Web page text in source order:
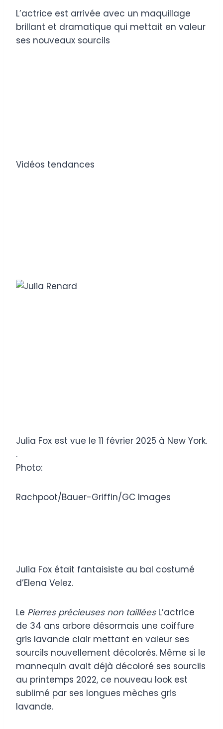
L’actrice est arrivée avec un maquillage
brillant et dramatique qui mettait en valeur
ses nouveaux sourcils
Vidéos tendances
Julia Fox est vue le 11 février 2025 à New York.
.
Photo:
Rachpoot/Bauer-Griffin/GC Images
Julia Fox était fantaisiste au bal costumé
d’Elena Velez.
Le Pierres précieuses non tailléesL’actrice
de 34 ans arbore désormais une coiffure
gris lavande clair mettant en valeur ses
sourcils nouvellement décolorés. Même si le
mannequin avait déjà décoloré ses sourcils
au printemps 2022, ce nouveau look est
sublimé par ses longues mèches gris
lavande.